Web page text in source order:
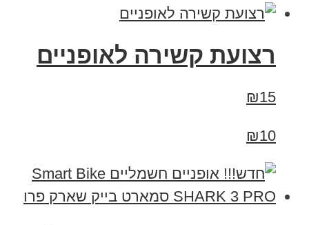
רצועת קשירה לאופניים
₪15
₪10